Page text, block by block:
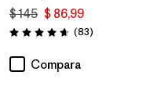
$ 145 $ 86,99
Valoración: 4.7 / 5
(83Comentarios
)
Compara